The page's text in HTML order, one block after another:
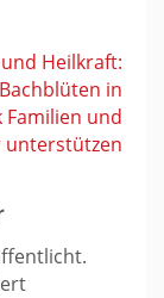
Heilkraft:
in
Familien und
unterstützen